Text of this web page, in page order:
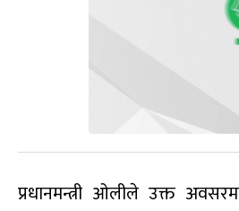
प्रधानमन्त्री ओलीले उक्त